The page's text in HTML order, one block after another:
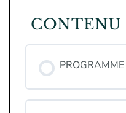
CONTENU